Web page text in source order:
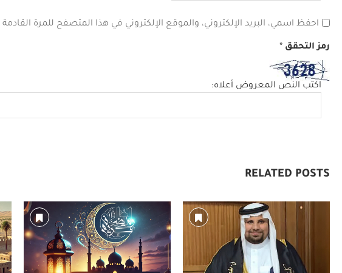
احفظ اسمي، البريد الإلكتروني، والموقع الإلكتروني في هذا المتصفح للمرة
رمز التحقق *
اكتب النص المعروض أعلاه:
RELATED POSTS